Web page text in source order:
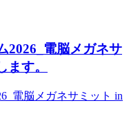
2026_電脳メガネサ
ます。
電脳メガネサミット in